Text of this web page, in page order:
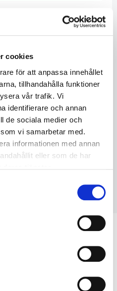
cookies
för att anpassa innehållet
tillhandahålla funktioner
vår trafik. Vi
identifierare och annan
de sociala medier och
vi samarbetar med.
informationen med annan
eller som de har
Aluminiumoxid
Scotch-Brite™
VFN
Ögonskydd
Hand Protection
Hörselskydd
Andningsskydd
Brush
Shaft